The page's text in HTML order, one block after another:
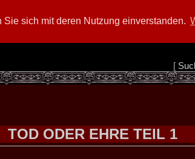
sich mit deren Nutzung einverstanden.
[
TOD ODER EHRE TEIL 1